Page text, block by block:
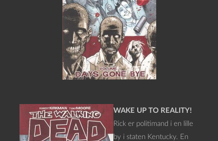
WAKE UP TO REALITY!
Rick er politimand i en lille
by i staten Kentucky. En